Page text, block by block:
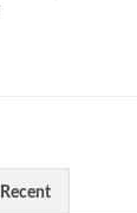
Recent